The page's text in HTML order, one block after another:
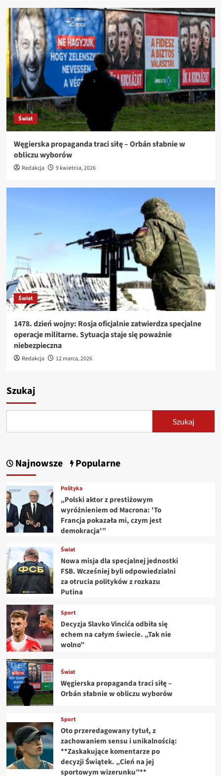
Świat
Węgierska propaganda traci siłę – Orbán słabnie w
obliczu wyborów
Redakcja 9 kwietnia, 2026
Świat
1478. dzień wojny: Rosja oficjalnie zatwierdza specjalne
operacje militarne. Sytuacja staje się poważnie
niebezpieczna
Redakcja 12 marca, 2026
Szukaj
Szukaj
Najnowsze Popularne
Polityka
„Polski aktor z prestiżowym
wyróżnieniem od Macrona: 'To
Francja pokazała mi, czym jest
demokracja'”
Świat
Nowa misja dla specjalnej jednostki
FSB. Wcześniej byli odpowiedzialni
za otrucia polityków z rozkazu
Putina
Sport
Decyzja Slavko Vincića odbiła się
echem na całym świecie. „Tak nie
wolno”
Świat
Węgierska propaganda traci siłę –
Orbán słabnie w obliczu wyborów
Sport
Oto przeredagowany tytuł, z
zachowaniem sensu i unikalnością:
**Zaskakujące komentarze po
decyzji Świątek. „Cień na jej
sportowym wizerunku”**